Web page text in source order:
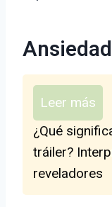
Leer más
¿Qué
tráiler?
reveladores